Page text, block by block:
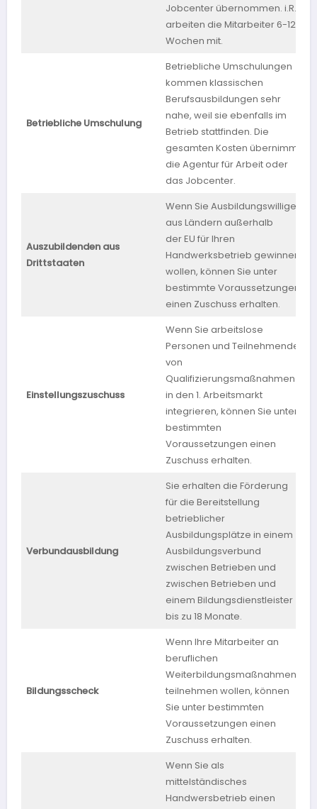
Jobcenter übernommen. i.R.
arbeiten die Mitarbeiter 6-12
Wochen mit.
Betriebliche Umschulung
Betriebliche Umschulungen
kommen klassischen
Berufsausbildungen sehr
nahe, weil sie ebenfalls im
Betrieb stattfinden. Die
gesamten Kosten übernimmt
die Agentur für Arbeit oder
das Jobcenter.
Auszubildenden aus
Drittstaaten
Wenn Sie Ausbildungswillige
aus Ländern außerhalb
der EU für Ihren
Handwerksbetrieb gewinnen
wollen, können Sie unter
bestimmte Voraussetzungen
einen Zuschuss erhalten.
Einstellungszuschuss
Wenn Sie arbeitslose
Personen und Teilnehmende
von
Qualifizierungsmaßnahmen
in den 1. Arbeitsmarkt
integrieren, können Sie unter
bestimmten
Voraussetzungen einen
Zuschuss erhalten.
Verbundausbildung
Sie erhalten die Förderung
für die Bereitstellung
betrieblicher
Ausbildungsplätze in einem
Ausbildungsverbund
zwischen Betrieben und
zwischen Betrieben und
einem Bildungsdienstleister
bis zu 18 Monate.
Bildungsscheck
Wenn Ihre Mitarbeiter an
beruflichen
Weiterbildungsmaßnahmen
teilnehmen wollen, können
Sie unter bestimmten
Voraussetzungen einen
Zuschuss erhalten.
Wenn Sie als
mittelständisches
Handwersbetrieb einen